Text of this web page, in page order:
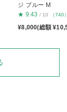
ジ ブルー M
★ 9.43 / 10 （740
¥8,000(総額